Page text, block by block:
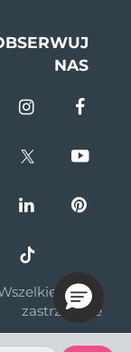
NAS
prawa
zastrzeżone